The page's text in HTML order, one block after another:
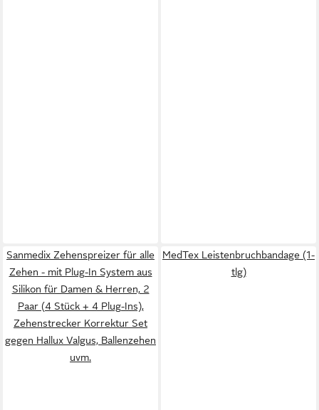
Sanmedix Zehenspreizer für alle
Zehen - mit Plug-In System aus
Silikon für Damen & Herren, 2
Paar (4 Stück + 4 Plug-Ins),
Zehenstrecker Korrektur Set
gegen Hallux Valgus, Ballenzehen
uvm.
MedTex Leistenbruchbandage (1-
tlg)